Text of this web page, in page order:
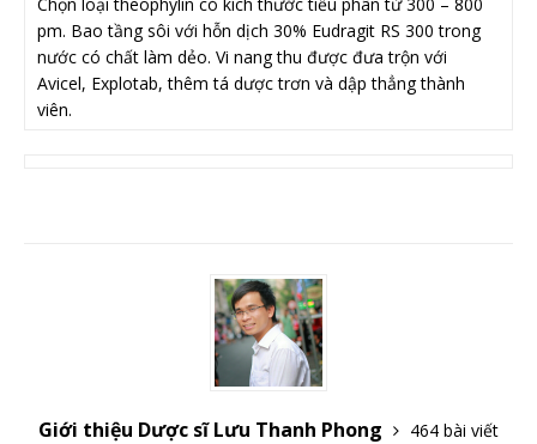
pm. Bao tầng sôi với hỗn dịch 30% Eudragit RS 300 trong
nước có chất làm dẻo. Vi nang thu được đưa trộn với
Avicel, Explotab, thêm tá dược trơn và dập thẳng thành
viên.
Giới thiệu Dược sĩ Lưu Thanh Phong
464 bài viết